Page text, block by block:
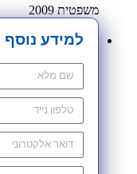
משפטית 2009
למידע